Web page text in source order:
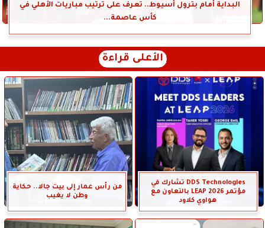
البداية أمام بترول أسيوط.. تعرف على ترتيب مباريات الأهلي في
كأس عاصمة...
الأعلى قراءة
DDS Technologies تشارك في
مؤتمر LEAP 2026 بالتعاون مع
هواوي كلاود
من رأس عمار إلى بيت جالا.. حكاية
وطن لا يغيب